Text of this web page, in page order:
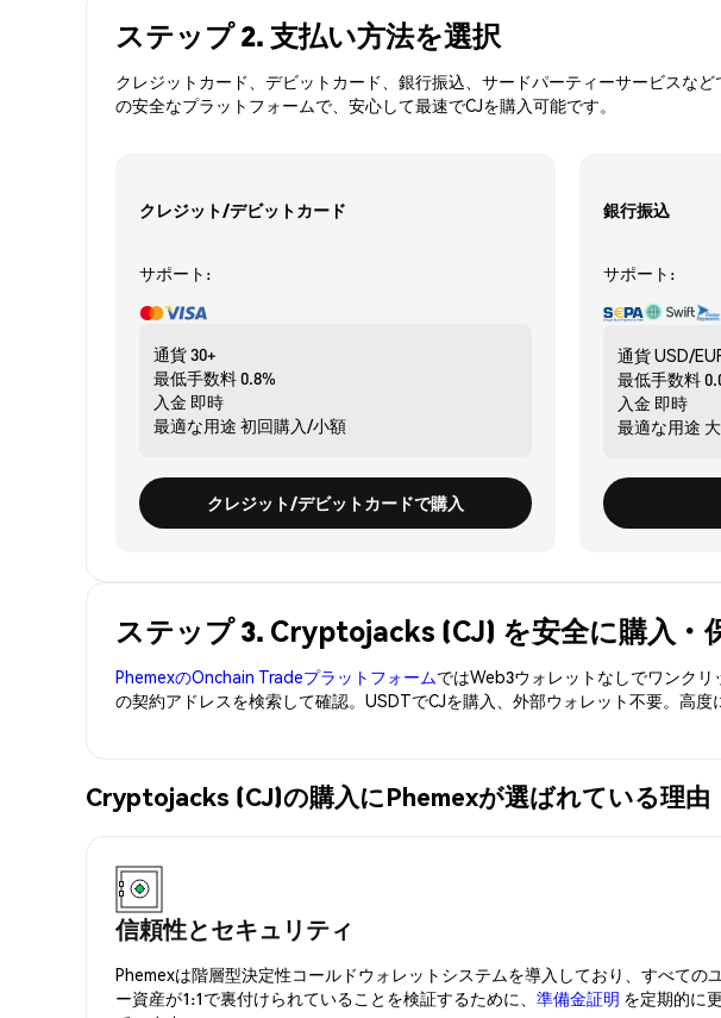
ステップ 2. 支払い方法を選択
クレジットカード、デビットカード、銀行振込、サードパーティーサービスな
の安全なプラットフォームで、安心して最速でCJを購入可能です。
クレジット/デビットカード
サポート:
通貨30+
最低手数料0.8%
入金 即時
最適な用途 初回購入/小額
クレジット/デビットカードで購入
銀行振込
サポート:
通貨USD/
最低手数料
入金 即時
最適な用途
ステップ 3. Cryptojacks (CJ) を安全に購入・
PhemexのOnchain TradeプラットフォームではWeb3ウォレットなしでワンクリ
の契約アドレスを検索して確認。USDTでCJを購入、外部ウォレット不要。高
Cryptojacks (CJ)の購入にPhemexが選ばれている理由
信頼性とセキュリティ
Phemexは階層型決定性コールドウォレットシステムを導入しており、すべての
ー資産が1:1で裏付けられていることを検証するために、 準備金証明 を定期的に